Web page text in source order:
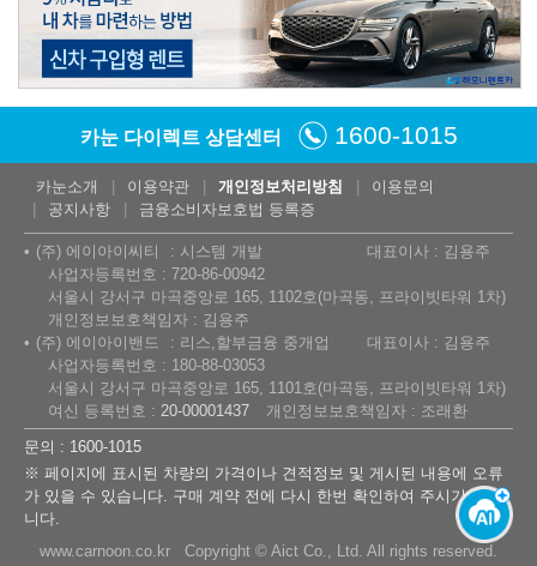
카눈 다이렉트 상담센터 1600-1015
카눈소개 이용약관 개인정보처리방침
이용문의
공지사항
금융소비자보호법 등록증
(주) 에이아이씨티 시스템 개발
대표이사 : 김용주
사업자등록번호 : 720-86-00942
서울시 강서구 마곡중앙로 165, 1102호(마곡동, 프라이빗타워 1차)
개인정보보호책임자 : 김용주
(주) 에이아이밴드
리스,할부금융 중개업
대표이사 : 김용주
사업자등록번호 : 180-88-03053
서울시 강서구 마곡중앙로 165, 1101호(마곡동, 프라이빗타워 1차)
여신 등록번호 : 20-00001437
개인정보보호책임자 : 조래환
문의 : 1600-1015
※ 페이지에 표시된 차량의 가격이나 견적정보 및 게시된 내용에 오류
가 있을 수 있습니다. 구매 계약 전에 다시 한번 확인하여 주시기 바랍
니다.
www.carnoon.co.kr Copyright © Aict Co., Ltd. All rights reserved.